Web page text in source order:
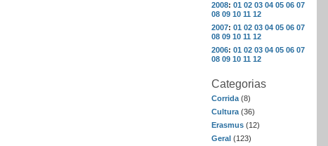
2008: 01 02 03 04 05 06 07
08 09 10 11 12
2007: 01 02 03 04 05 06 07
08 09 10 11 12
2006: 01 02 03 04 05 06 07
08 09 10 11 12
Categorias
Corrida (8)
Cultura (36)
Erasmus (12)
Geral (123)